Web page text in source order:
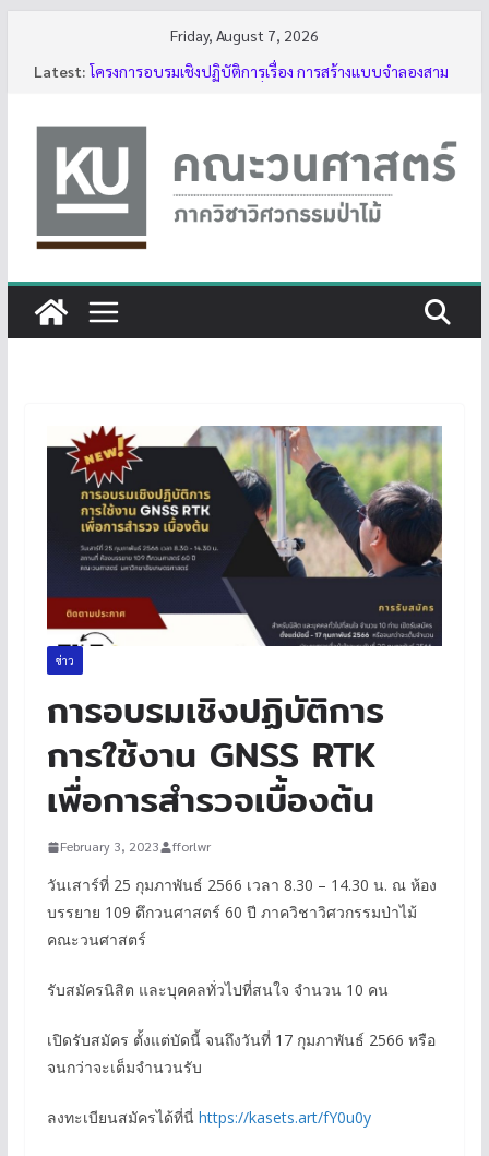
Friday, August 7, 2026
Latest: โครงการอบรมเชิงปฏิบัติการเรื่อง การสร้างแบบจำลองสาม
กิจกรรมนิสิต ปีการศึกษา 2569
ทุนสนับสนุนโครงงานนิสิตผ่านอาจารย์ที่ปรึกษา
บรรยากาศการอบรมเชิงปฏิบัติการเรื่อง การสร้างแบบ
จำลองสามมิติของต้นไม้ด้วย LiDAR รุ่นที่ 5
ข่าว
การอบรมเชิงปฏิบัติการ
การใช้งาน GNSS RTK
เพื่อการสำรวจเบื้องต้น
February 3, 2023 fforlwr
วันเสาร์ที่ 25 กุมภาพันธ์ 2566 เวลา 8.30 – 14.30 น. ณ ห้อง
บรรยาย 109 ตึกวนศาสตร์ 60 ปี ภาควิชาวิศวกรรมป่าไม้
คณะวนศาสตร์
รับสมัครนิสิต และบุคคลทั่วไปที่สนใจ จำนวน 10 คน
เปิดรับสมัคร ตั้งแต่บัดนี้ จนถึงวันที่ 17 กุมภาพันธ์ 2566 หรือ
จนกว่าจะเต็มจำนวนรับ
ลงทะเบียนสมัครได้ที่นี่ https://kasets.art/fY0u0y